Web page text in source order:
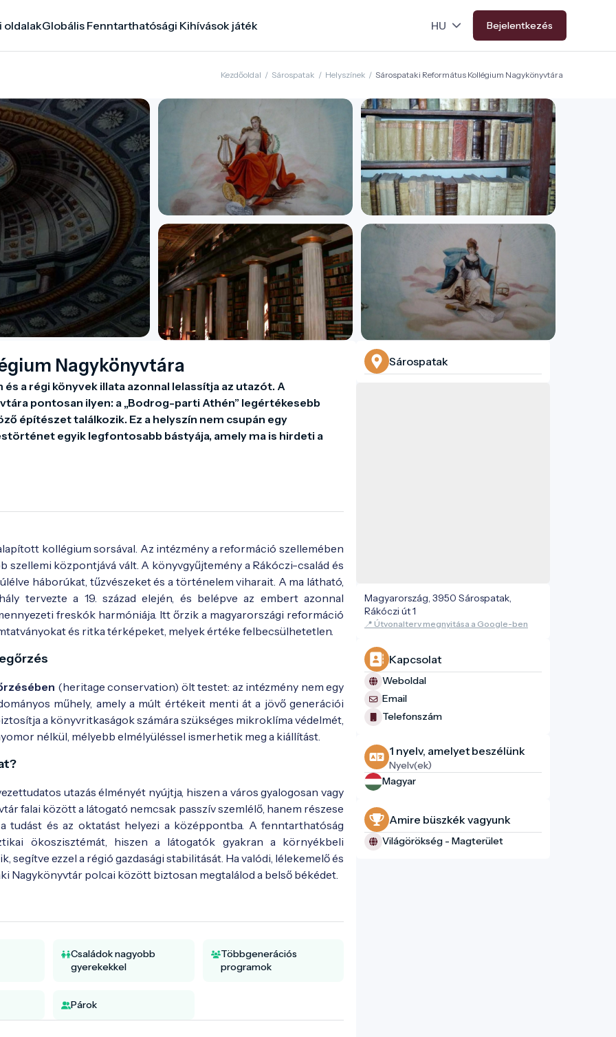
oldalakGlobális Fenntarthatósági Kihívások játék Bejelentkezés
Kezdőoldal / Sárospatak / Helyszínek / Sárospataki Református Kollégium Nagykönyvtára
Nagykönyvtára
a régi könyvek illata azonnal lelassítja az utazót. A
pontosan ilyen: a „Bodrog-parti Athén” legértékesebb
építészet találkozik. Ez a helyszín nem csupán egy
egyik legfontosabb bástyája, amely ma is hirdeti a
kollégium sorsával. Az intézmény a reformáció szellemében
szellemi központjává vált. A könyvgyűjtemény a Rákóczi-család és
háborúkat, tűzvészeket és a történelem viharait. A ma látható,
tervezte a 19. század elején, és belépve az embert azonnal
freskók harmóniája. Itt őrzik a magyarországi reformáció
és ritka térképeket, melyek értéke felbecsülhetetlen.
(heritage conservation) ölt testet: az intézmény nem egy
műhely, amely a múlt értékeit menti át a jövő generációi
a könyvritkaságok számára szükséges mikroklíma védelmét,
nélkül, mélyebb elmélyüléssel ismerhetik meg a kiállítást.
utazás élményét nyújtja, hiszen a város gyalogosan vagy
falai között a látogató nemcsak passzív szemlélő, hanem részese
tudást és az oktatást helyezi a középpontba. A fenntarthatóság
ökoszisztémát, hiszen a látogatók gyakran a környékbeli
segítve ezzel a régió gazdasági stabilitását. Ha valódi, lélekemelő és
Nagykönyvtár polcai között biztosan megtalálod a belső békédet.
Családok nagyobb
gyerekekkel
Többgenerációs
programok
Párok
Sárospatak
Magyarország, 3950 Sárospatak,
Rákóczi út 1
📍 Útvonalterv megnyitása a Google-ben
Kapcsolat
Weboldal
Email
Telefonszám
1 nyelv, amelyet beszélünk
Nyelv(ek)
Magyar
Amire büszkék vagyunk
Világörökség - Magterület